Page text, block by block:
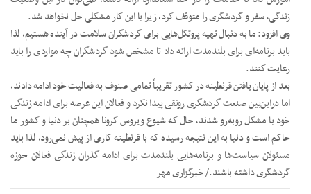
زندگی، سفر و گردشگری را متوقف کرد، زیرا با این کار مشکلی حل نخواهد شد.
وی افزود: ما به دنبال تهیه پروتکل‌هایی برای گردشگران سلامت در آینده هستیم، لذا
باید برنامه‌ای برای بلندمدت ارائه داد تا مشخص شود گردشگران چه مواردی را باید
رعایت کنند.
بعد از پایان یافتن قرنطینه در کشور تقریباً تمامی صنوف به فعالیت خود ادامه دادند،
اما دراین‌بین صنعت گردشگری رونقی پیدا نکرد و فعالان این عرصه برای ادامه زندگی
خود با مشکل روبه‌رو شدند، حال که شیوع ویروس کرونا همچنان بر دنیا و کشور ما
حاکم است و دنیا به این نتیجه رسیده که با قرنطینه کاری از پیش نمی‌رود، لذا باید
مسئولان سیاست‌ها و برنامه‌هایی بلندمدت برای ادامه گذران زندگی فعالان حوزه
گردشگری داشته باشند./ خبرگزاری مهر